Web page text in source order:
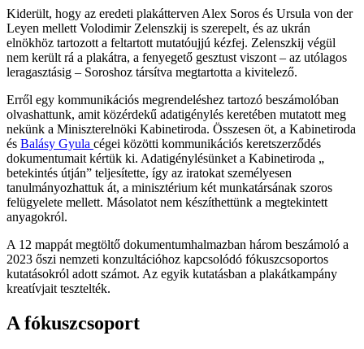
Kiderült, hogy az eredeti plakátterven Alex Soros és Ursula von der
Leyen mellett Volodimir Zelenszkij is szerepelt, és az ukrán
elnökhöz tartozott a feltartott mutatóujjú kézfej. Zelenszkij végül
nem került rá a plakátra, a fenyegető gesztust viszont – az utólagos
leragasztásig – Soroshoz társítva megtartotta a kivitelező.
Erről egy kommunikációs megrendeléshez tartozó beszámolóban
olvashattunk, amit közérdekű adatigénylés keretében mutatott meg
nekünk a Miniszterelnöki Kabinetiroda. Összesen öt, a Kabinetiroda
és Balásy Gyula cégei közötti kommunikációs keretszerződés
dokumentumait kértük ki. Adatigénylésünket a Kabinetiroda „
betekintés útján” teljesítette, így az iratokat személyesen
tanulmányozhattuk át, a minisztérium két munkatársának szoros
felügyelete mellett. Másolatot nem készíthettünk a megtekintett
anyagokról.
A 12 mappát megtöltő dokumentumhalmazban három beszámoló a
2023 őszi nemzeti konzultációhoz kapcsolódó fókuszcsoportos
kutatásokról adott számot. Az egyik kutatásban a plakátkampány
kreatívjait tesztelték.
A fókuszcsoport